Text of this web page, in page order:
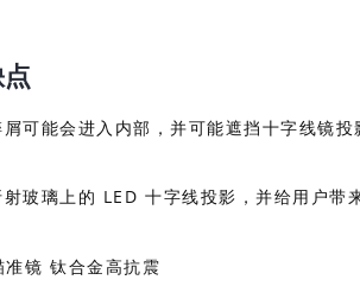
可能会进入内部，并可能遮挡十字线镜投
玻璃上的 LED 十字线投影，并给用户带